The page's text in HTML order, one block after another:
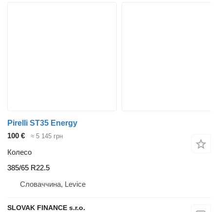
Pirelli ST35 Energy
100 €
≈ 5 145 грн
Колесо
385/65 R22.5
Словаччина, Levice
SLOVAK FINANCE s.r.o.